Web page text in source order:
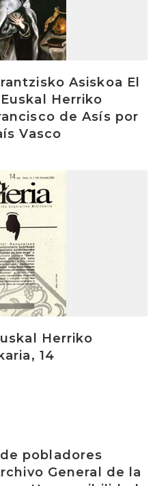
Asiskoa El
Herriko
de Asís por
Vasco
Herriko
14
pobladores
General de la